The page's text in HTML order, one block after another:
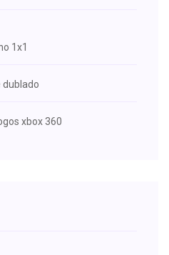
1x1
dublado
xbox 360